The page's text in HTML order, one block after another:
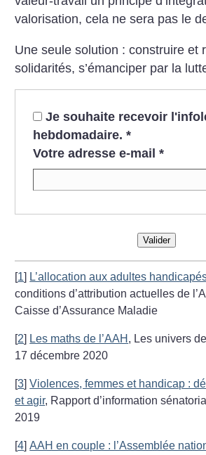
valorisation, cela ne sera pas le
Une seule solution : construire et
solidarités, s’émanciper par la
Je souhaite recevoir
hebdomadaire. *
Votre adresse e-mail *
Valider
[1] L’allocation aux adultes
conditions d’attribution actuelles de
Caisse d’Assurance Maladie
[2] Les maths de l’AAH , Les univers
17 décembre 2020
[3]Violences, femmes et handicap :
et agir, Rapport d’information
2019
[4]AAH en couple : l’Assemblée